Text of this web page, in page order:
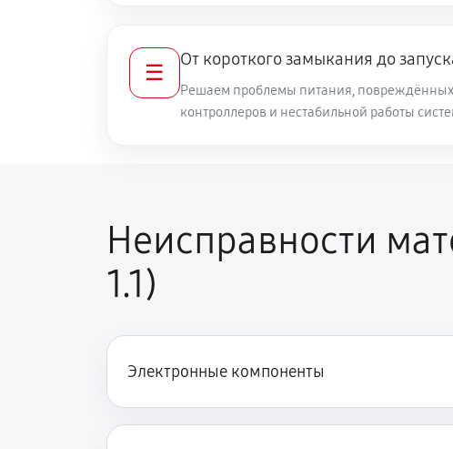
☰
От короткого замыкания до
Решаем проблемы питания,
контроллеров и нестабильной работы
Неисправности
1.1)
Электронные компоненты